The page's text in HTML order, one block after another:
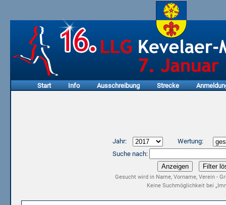
Start Info Ausschreibung Strecke
Jahr:
Wertung:
Suche nach:
Gesucht wird in Name, Vorname, Verein -
Keine Suchmöglichkeit bei